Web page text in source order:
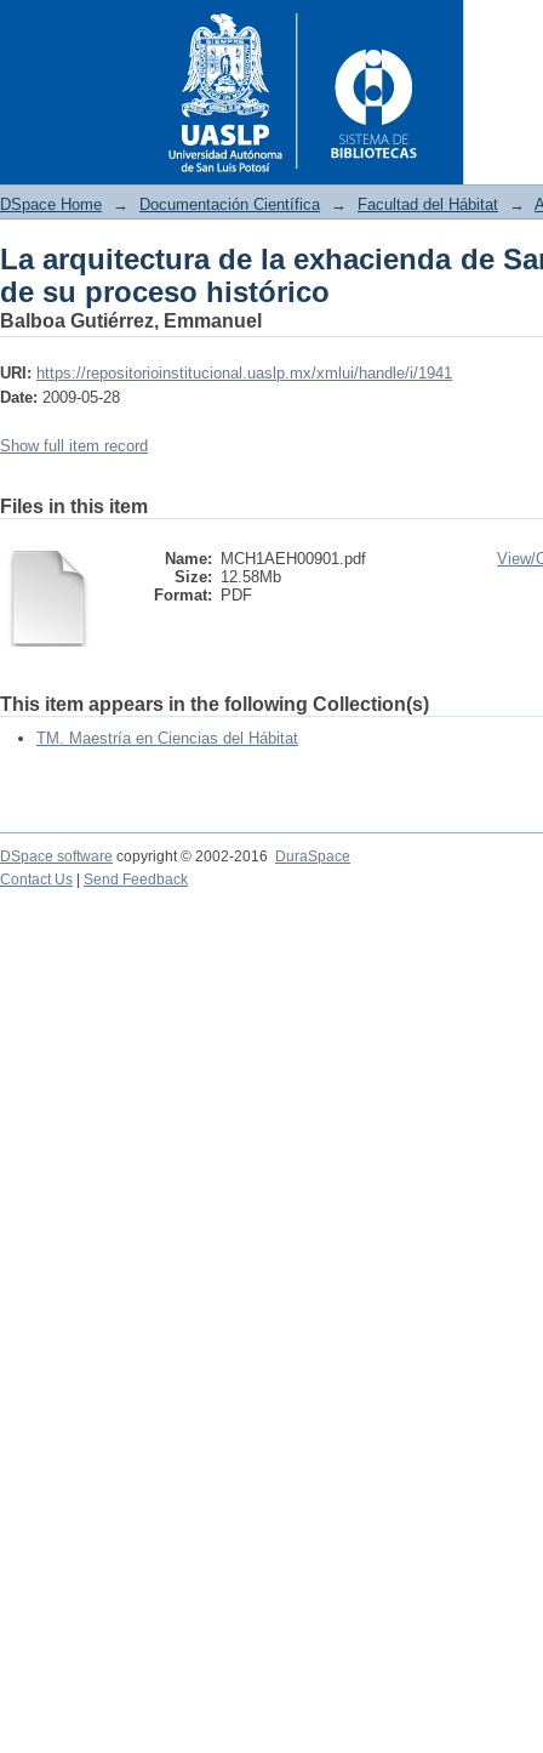
La arquitectura de la
histórico
DSpace Home → Documentación Científica → Facultad del Hábitat →
La arquitectura de la exhacienda de
de su proceso histórico
Balboa Gutiérrez, Emmanuel
URI: https://repositorioinstitucional.uaslp.mx/xmlui/handle/i/1941
Date: 2009-05-28
Show full item record
Files in this item
Name:
MCH1AEH00901.pdf
Size: 12.58Mb
Format:
PDF
View/
This item appears in the following Collection(s)
TM. Maestría en Ciencias del Hábitat
DSpace software copyright © 2002-2016
DuraSpace
Contact Us
Send Feedback